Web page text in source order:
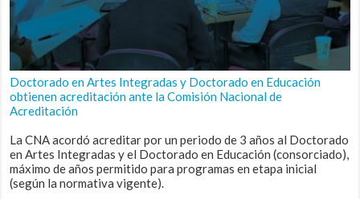
Doctorado en Artes Integradas y Doctorado en Educación
obtienen acreditación ante la Comisión Nacional de
Acreditación
La CNA acordó acreditar por un periodo de 3 años al Doctorado
en Artes Integradas y el Doctorado en Educación (consorciado),
máximo de años permitido para programas en etapa inicial
(según la normativa vigente).